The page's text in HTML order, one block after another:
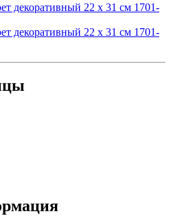
декоративный 22 x 31 см 1701-
декоративный 22 x 31 см 1701-